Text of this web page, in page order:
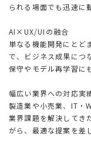
られる場面でも迅速に
AI×UX/UIの融合
単なる機能開発にとど
で、ビジネス成果につ
保守やモデル再学習に
幅広い業界への対応実
製造業や小売業、IT・
業界課題を解決してき
がら、最適な提案を差